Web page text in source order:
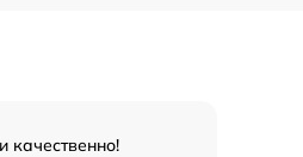
качественно!